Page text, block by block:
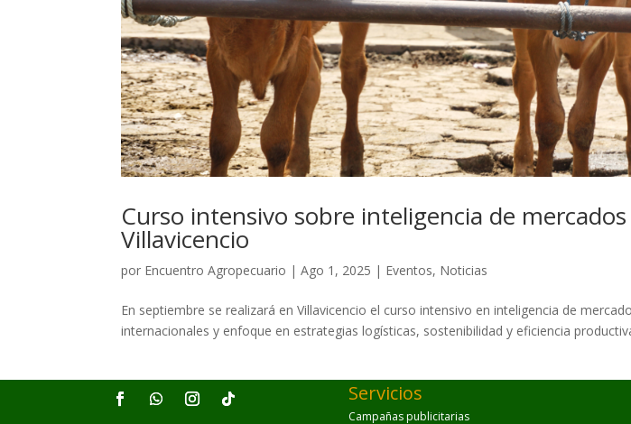
Curso intensivo sobre inteligencia de
Villavicencio
por Encuentro Agropecuario |Ago 1, 2025 | Eventos, Noticias
En septiembre se realizará en Villavicencio el curso intensivo en inteligencia de
internacionales y enfoque en estrategias logísticas, sostenibilidad y eficiencia
Servicios
Campañas publicitarias